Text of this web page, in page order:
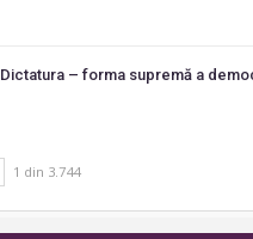
Dictatura – forma supremă a
1 din 3.744